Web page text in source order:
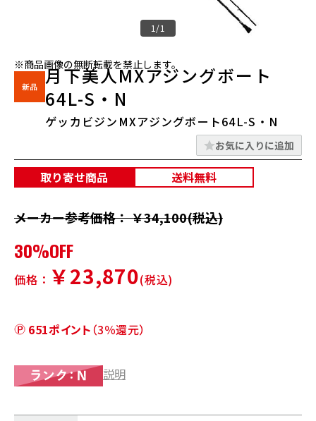
1/1
※商品画像の無断転載を禁止します。
月下美人MXアジングボート
64L-S・N
ゲッカビジンMXアジングボート64L-S・N
お気に入りに追加
取り寄せ商品 送料無料
メーカー参考価格： ￥34,100(税込)
30%OFF
価格： ￥23,870(税込)
651ポイント （3％還元）
説明